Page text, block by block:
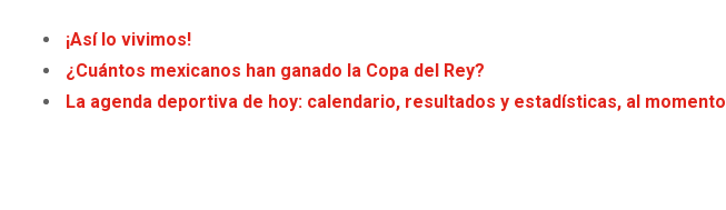
¡Así lo vivimos!
¿Cuántos mexicanos han ganado la Copa del Rey?
La agenda deportiva de hoy: calendario, resultados y estadísticas, al momento